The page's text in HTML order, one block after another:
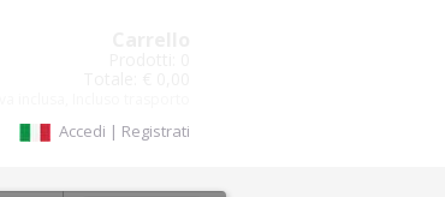
Accedi | Registrati